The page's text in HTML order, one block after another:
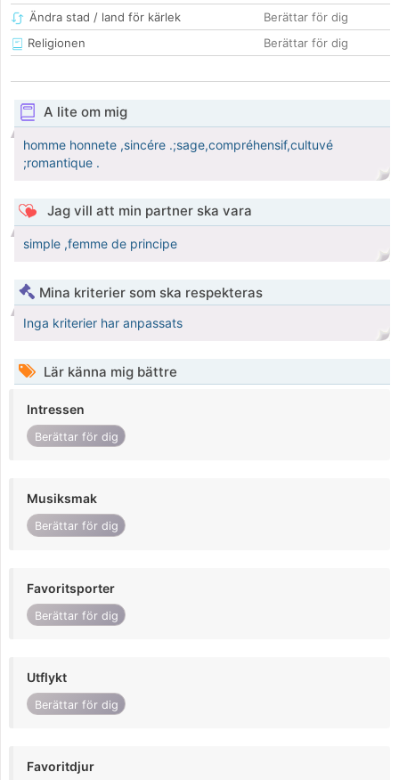
Ändra stad / land för kärlek
Berättar för dig
Religionen
Berättar för dig
A lite om mig
homme honnete ,sincére .;sage,compréhensif,cultuvé
;romantique .
Jag vill att min partner ska vara
simple ,femme de principe
Mina kriterier som ska respekteras
Inga kriterier har anpassats
Lär känna mig bättre
Intressen
Berättar för dig
Musiksmak
Berättar för dig
Favoritsporter
Berättar för dig
Utflykt
Berättar för dig
Favoritdjur